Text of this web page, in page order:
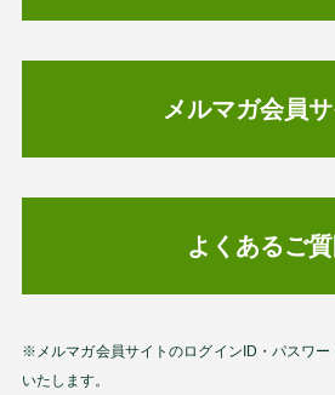
メルマガ会員サ
よくあるご
※メルマガ会員サイトのログインID・パスワ
いたします。